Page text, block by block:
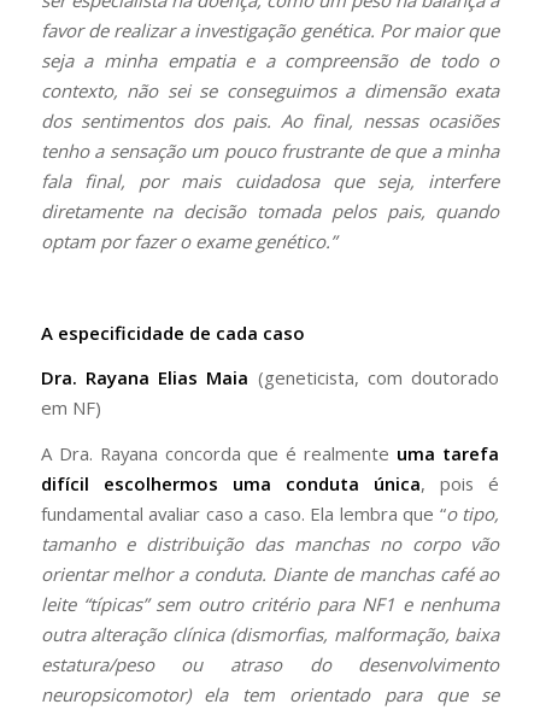
favor de realizar a investigação genética. Por maior que
seja a minha empatia e a compreensão de todo o
contexto, não sei se conseguimos a dimensão exata
dos sentimentos dos pais. Ao final, nessas ocasiões
tenho a sensação um pouco frustrante de que a minha
fala final, por mais cuidadosa que seja, interfere
diretamente na decisão tomada pelos pais, quando
optam por fazer o exame genético.”
A especificidade de cada caso
Dra. Rayana Elias Maia (geneticista, com doutorado
em NF)
A Dra. Rayana concorda que é realmente uma tarefa
difícil escolhermos uma conduta única, pois é
fundamental avaliar caso a caso. Ela lembra que “otipo,
tamanho e distribuição das manchas no corpo vão
orientar melhor a conduta. Diante de manchas café ao
leite “típicas” sem outro critério para NF1 e nenhuma
outra alteração clínica (dismorfias, malformação, baixa
estatura/peso ou atraso do desenvolvimento
neuropsicomotor) ela tem orientado para que se